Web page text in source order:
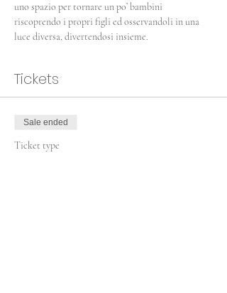
uno spazio per tornare un po’ bambini
riscoprendo i propri figli ed osservandoli in una
luce diversa, divertendosi insieme.
Tickets
Sale ended
Ticket type